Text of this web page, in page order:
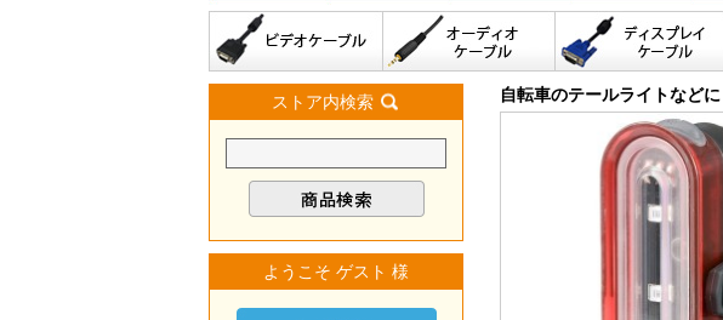
ストア内検索
ようこそ ゲスト 様
自転車のテールライトなど